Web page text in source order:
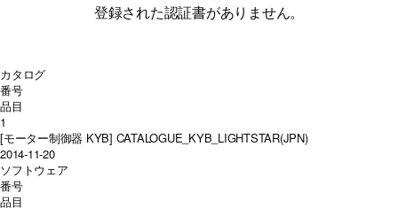
登録された認証書がありません。
カタログ
番号
品目
1
[モーター制御器 KYB] CATALOGUE_KYB_LIGHTSTAR(JPN)
2014-11-20
ソフトウェア
番号
品目